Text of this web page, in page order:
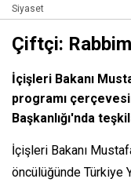
Siyaset
Çiftçi:
İçişleri Bakanı
programı
Başkanlığı'nda
İçişleri Bakanı
öncülüğünde Türkiye